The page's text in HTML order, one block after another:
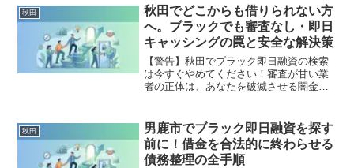
まで徹底解説。多重債務の地獄から抜け
出し、合法的に借金を減額・免除する
「債務整理」の正しい知識と、今すぐ督
促を止める無料相談窓口をご案内しま
す。
秋田
秋田でどこからも借りられない方
へ。ブラックでも審査なし・即日
キャッシングの罠と安全な解決策
【警告】秋田でブラック即日融資の検索
は今すぐやめてください！審査が甘い業
者の正体は、あなたを破滅させる闇金で
違法業者を避け、借金地獄から抜け出し
た方々の実体験と確実な解決策を完全公
開。
秋田
男鹿市でブラック即日融資を探す
前に！借金を合法的に終わらせる
債務整理の全手順